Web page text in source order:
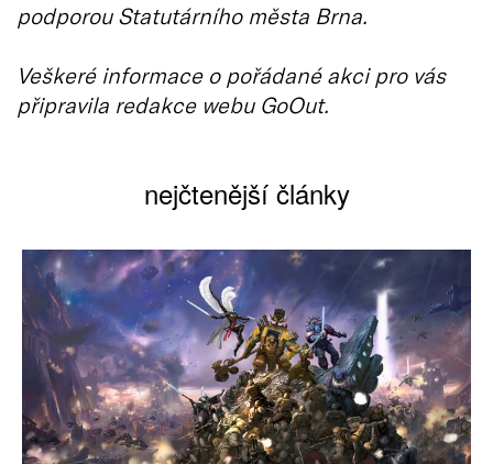
podporou Statutárního města Brna.
Veškeré informace o pořádané akci pro vás
připravila redakce webu GoOut.
nejčtenější články